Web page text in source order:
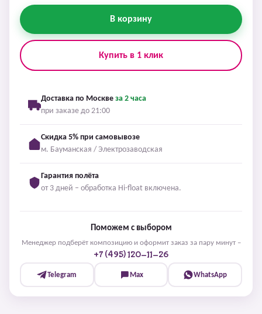
В корзину
Купить в 1 клик
Доставка по Москве за 2 часа
при заказе до 21:00
Скидка 5% при самовывозе
м. Бауманская / Электрозаводская
Гарантия полёта
от 3 дней – обработка Hi-float включена.
Поможем с выбором
Менеджер подберёт композицию и оформит заказ за пару минут –
+7 (495) 120-11-26
Telegram Max WhatsApp